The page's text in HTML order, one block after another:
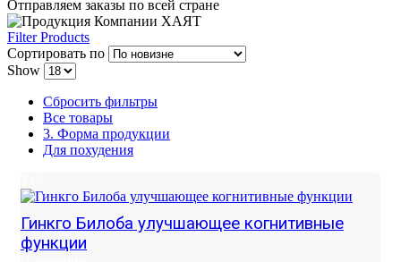
Отправляем заказы по всей стране
Filter Products
Сортировать по
Show
Сбросить фильтры
Все товары
3. Форма продукции
Для похудения
Гинкго Билоба улучшающее когнитивные
функции